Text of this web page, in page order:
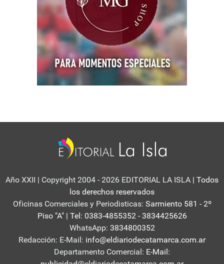
Año XXII | Copyright 2004 - 2026 EDITORIAL LA ISLA | Todos
los derechos reservados
Oficinas Comerciales y Periodisticas: Sarmiento 581 - 2º
Piso "A" | Tel: 0383-4855352 - 3834425626
WhatsApp: 3834800352
Redacción: E-Mail: info@eldiariodecatamarca.com.ar
Departamento Comercial: E-Mail: